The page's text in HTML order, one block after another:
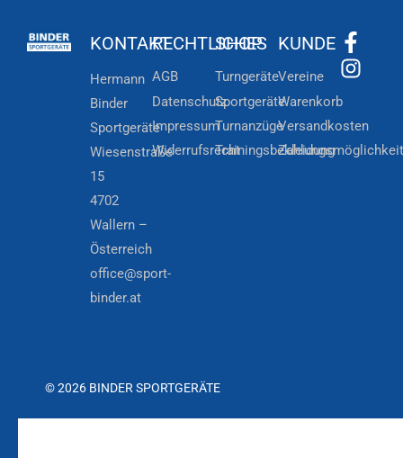
KONTAKT
Hermann
Binder
Sportgeräte
Wiesenstraße
15
4702
Wallern –
Österreich
office@sport-
binder.at
RECHTLICHES
AGB
Datenschutz
Impressum
Widerrufsrecht
SHOP
Turngeräte
Sportgeräte
Turnanzüge
Trainingsbekleidung
KUNDE
Vereine
Warenkorb
Versandkosten
© 2026 BINDER SPORTGERÄTE